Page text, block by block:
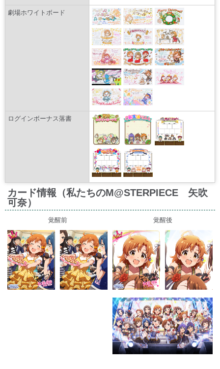
劇場ホワイトボード
ログインボーナス落書
カード情報（私たちのM@STERPIECE 矢吹
可奈）
覚醒前 覚醒後